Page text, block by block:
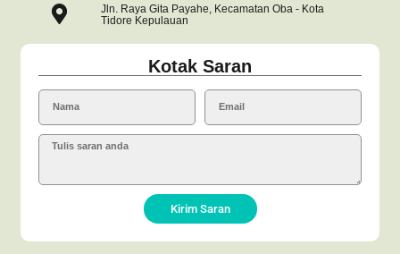
Jln. Raya Gita Payahe, Kecamatan Oba - Kota
Tidore Kepulauan
Kotak Saran
Kirim Saran